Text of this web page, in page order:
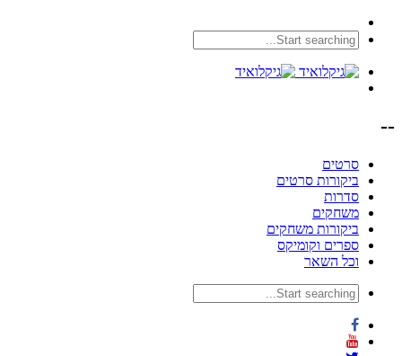
--
סרטים
ביקורות סרטים
סדרות
משחקים
ביקורות משחקים
ספרים וקומיקס
וכל השאר